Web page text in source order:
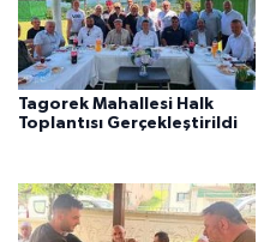
Tagorek Mahallesi Halk
Toplantısı Gerçekleştirildi